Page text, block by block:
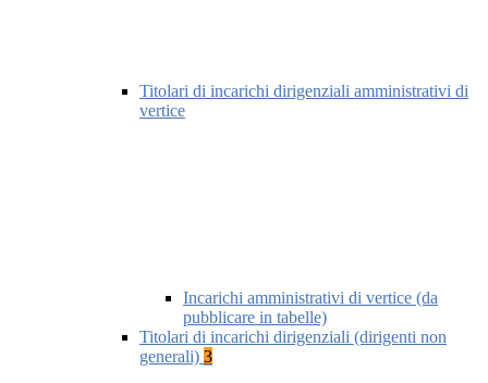
Titolari di incarichi dirigenziali amministrativi di
vertice
Incarichi amministrativi di vertice (da
pubblicare in tabelle)
Titolari di incarichi dirigenziali (dirigenti non
generali) 3